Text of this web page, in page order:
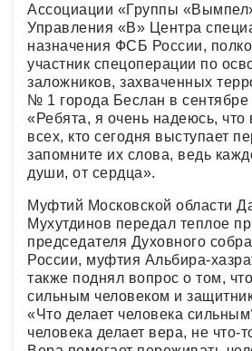
Ассоциации «Группы
Управления «В» Центра
назначения ФСБ России,
участник спецоперации по
заложников, захваченных
№ 1 города Беслан в сентябре
«Ребята, я очень надеюсь,
всех, кто сегодня выступает
запомните их слова, ведь
души, от сердца».
Муфтий Московской области
Мухутдинов передал теплое
председателя Духовного
России, муфтия Альбира-
также поднял вопрос о том,
сильным человеком и
«Что делает человека
человека делает вера, не что-